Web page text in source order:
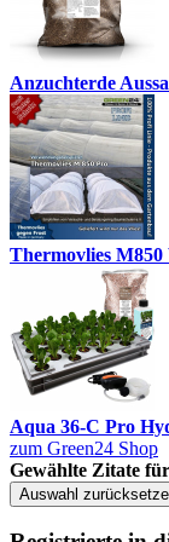
Anzuchterde
Thermovlies M850
Aqua 36-C Pro
zum Green24 Shop
Gewählte Zitate
Auswahl